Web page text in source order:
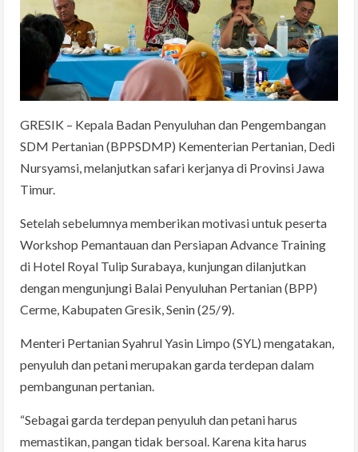
GRESIK – Kepala Badan Penyuluhan dan Pengembangan
SDM Pertanian (BPPSDMP) Kementerian Pertanian, Dedi
Nursyamsi, melanjutkan safari kerjanya di Provinsi Jawa
Timur.
Setelah sebelumnya memberikan motivasi untuk peserta
Workshop Pemantauan dan Persiapan Advance Training
di Hotel Royal Tulip Surabaya, kunjungan dilanjutkan
dengan mengunjungi Balai Penyuluhan Pertanian (BPP)
Cerme, Kabupaten Gresik, Senin (25/9).
Menteri Pertanian Syahrul Yasin Limpo (SYL) mengatakan,
penyuluh dan petani merupakan garda terdepan dalam
pembangunan pertanian.
“Sebagai garda terdepan penyuluh dan petani harus
memastikan, pangan tidak bersoal. Karena kita harus